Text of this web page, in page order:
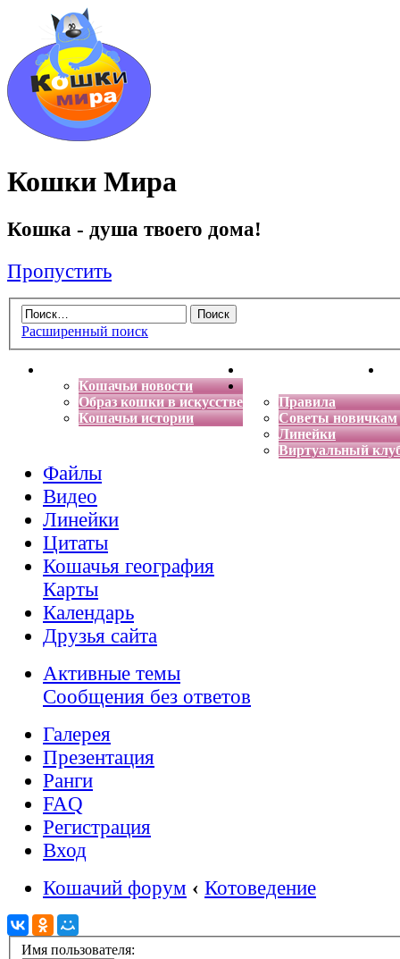
Кошки Мира
Кошка - душа твоего дома!
Пропустить
Расширенный поиск
Кошачьи новости
Образ кошки в искусстве
Кошачьи истории
Энциклопедия кошек
Правила
Советы новичкам
Линейки
Виртуальный
Файлы
Видео
Линейки
Цитаты
Кошачья география
Карты
Календарь
Друзья сайта
Активные темы
Сообщения без ответов
Галерея
Презентация
Ранги
FAQ
Регистрация
Вход
Кошачий форум ‹ Котоведение
Имя пользователя: